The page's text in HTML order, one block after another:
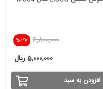
%27 6,800,000
5,000,000 ریال
افزودن به سبد